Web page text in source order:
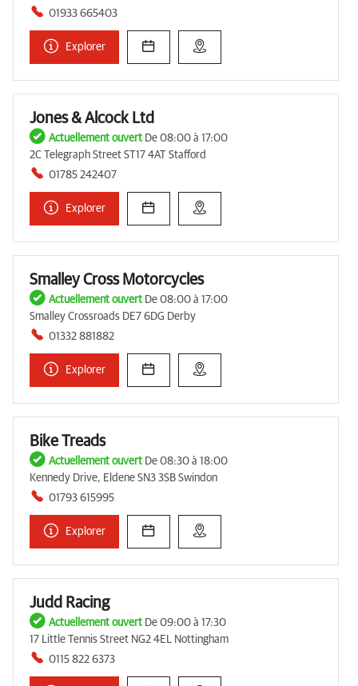
01933 665403
Explorer
Jones & Alcock Ltd
Actuellement ouvert De 08:00 à 17:00
2C Telegraph Street ST17 4AT Stafford
01785 242407
Explorer
Smalley Cross Motorcycles
Actuellement ouvert De 08:00 à 17:00
Smalley Crossroads DE7 6DG Derby
01332 881882
Explorer
Bike Treads
Actuellement ouvert De 08:30 à 18:00
Kennedy Drive, Eldene SN3 3SB Swindon
01793 615995
Explorer
Judd Racing
Actuellement ouvert De 09:00 à 17:30
17 Little Tennis Street NG2 4EL Nottingham
0115 822 6373